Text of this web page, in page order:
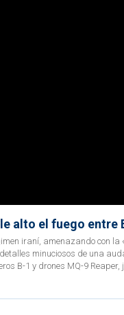
alto el fuego entre
iraní, amenazando con la
minuciosos de una
B-1 y drones MQ-9